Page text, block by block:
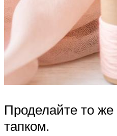
Проделайте то
тапком.